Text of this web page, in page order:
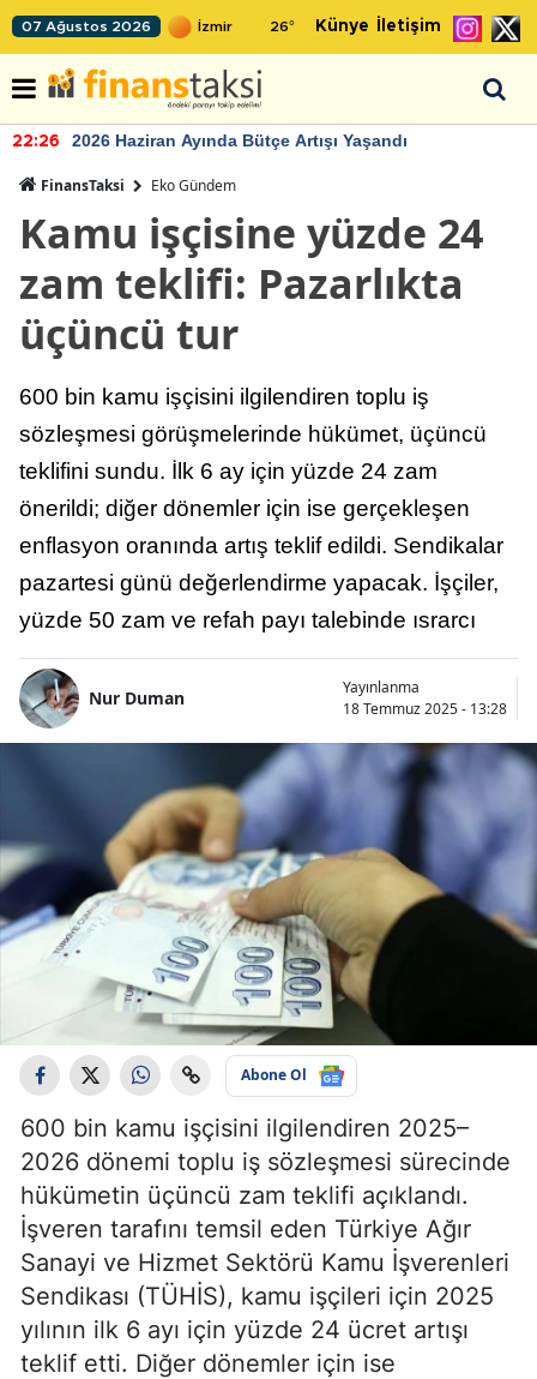
07 Ağustos 2026 26° Künye İletişim
22:26 2026 Haziran Ayında Bütçe Artışı Yaşandı
FinansTaksi Eko Gündem
Kamu işçisine yüzde 24
zam teklifi: Pazarlıkta
üçüncü tur
600 bin kamu işçisini ilgilendiren toplu iş
sözleşmesi görüşmelerinde hükümet, üçüncü
teklifini sundu. İlk 6 ay için yüzde 24 zam
önerildi; diğer dönemler için ise gerçekleşen
enflasyon oranında artış teklif edildi. Sendikalar
pazartesi günü değerlendirme yapacak. İşçiler,
yüzde 50 zam ve refah payı talebinde ısrarcı
Nur Duman
Yayınlanma
18 Temmuz 2025 - 13:28
Abone Ol
600 bin kamu işçisini ilgilendiren 2025–
2026 dönemi toplu iş sözleşmesi sürecinde
hükümetin üçüncü zam teklifi açıklandı.
İşveren tarafını temsil eden Türkiye Ağır
Sanayi ve Hizmet Sektörü Kamu İşverenleri
Sendikası (TÜHİS), kamu işçileri için 2025
yılının ilk 6 ayı için yüzde 24 ücret artışı
teklif etti. Diğer dönemler için ise